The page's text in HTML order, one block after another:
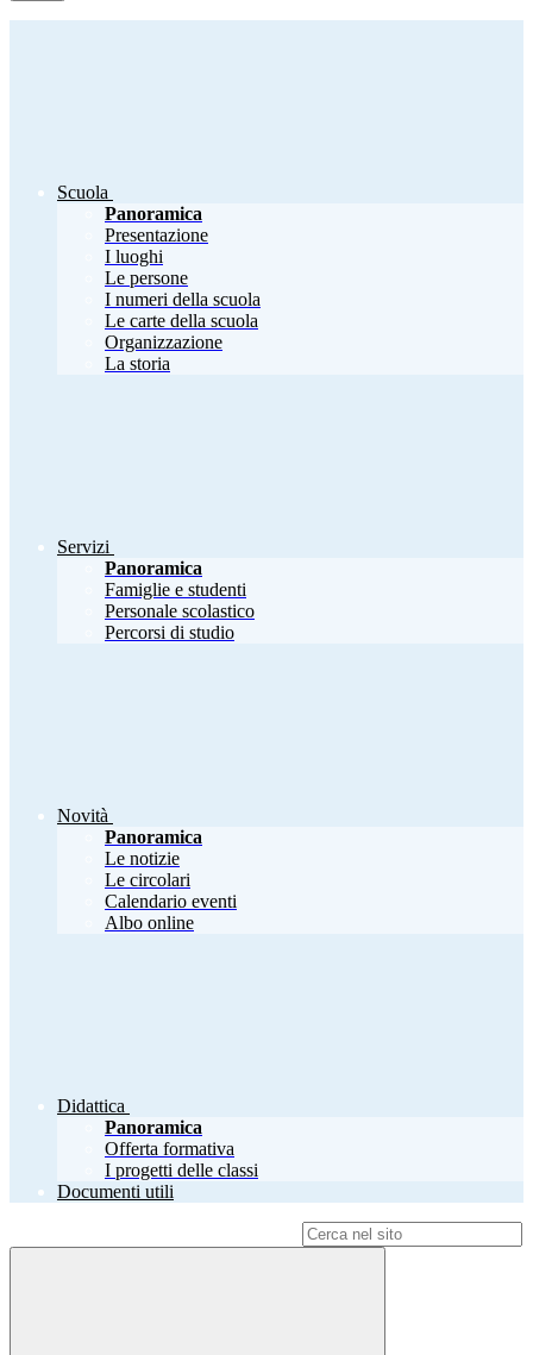
Scuola
Panoramica
Presentazione
I luoghi
Le persone
I numeri della scuola
Le carte della scuola
Organizzazione
La storia
Servizi
Panoramica
Famiglie e studenti
Personale scolastico
Percorsi di studio
Novità
Panoramica
Le notizie
Le circolari
Calendario eventi
Albo online
Didattica
Panoramica
Offerta formativa
I progetti delle classi
Documenti utili